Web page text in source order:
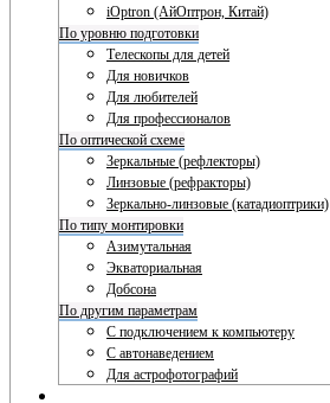
iOptron (АйОптрон, Китай)
По уровню подготовки
Телескопы для детей
Для новичков
Для любителей
Для профессионалов
По оптической схеме
Зеркальные (рефлекторы)
Линзовые (рефракторы)
Зеркально-линзовые (катадиоптрики)
По типу монтировки
Азимутальная
Экваториальная
Добсона
По другим параметрам
С подключением к компьютеру
С автонаведением
Для астрофотографий